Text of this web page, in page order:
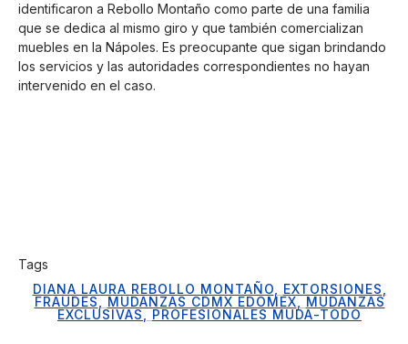
identificaron a Rebollo Montaño como parte de una familia
que se dedica al mismo giro y que también comercializan
muebles en la Nápoles. Es preocupante que sigan brindando
los servicios y las autoridades correspondientes no hayan
intervenido en el caso.
Tags
DIANA LAURA REBOLLO MONTAÑO
EXTORSIONES
FRAUDES
MUDANZAS CDMX EDOMEX
MUDANZAS
EXCLUSIVAS
PROFESIONALES MUDA-TODO